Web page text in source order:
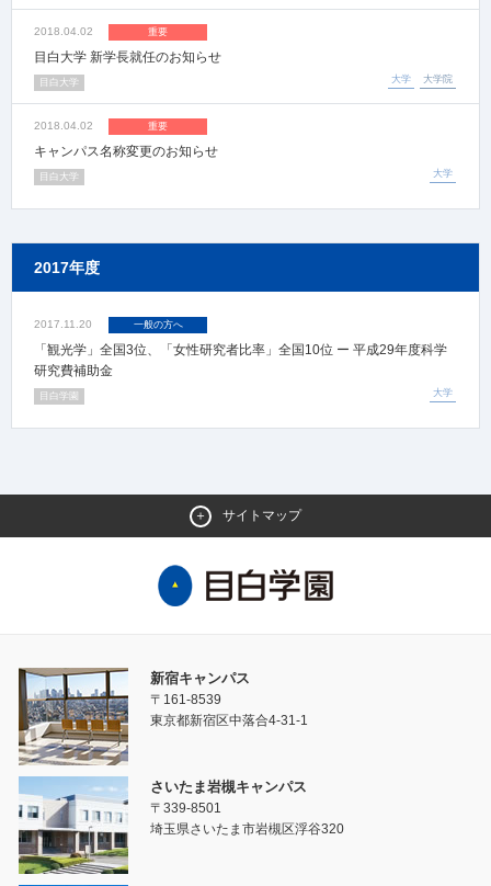
2018.04.02 重要
目白大学 新学長就任のお知らせ
大学 大学院
目白大学
2018.04.02 重要
キャンパス名称変更のお知らせ
大学
目白大学
2017年度
2017.11.20 一般の方へ
「観光学」全国3位、「女性研究者比率」全国10位 ー 平成29年度科学
研究費補助金
大学
目白学園
サイトマップ
新宿キャンパス
〒161-8539
東京都新宿区中落合4-31-1
さいたま岩槻キャンパス
〒339-8501
埼玉県さいたま市岩槻区浮谷320